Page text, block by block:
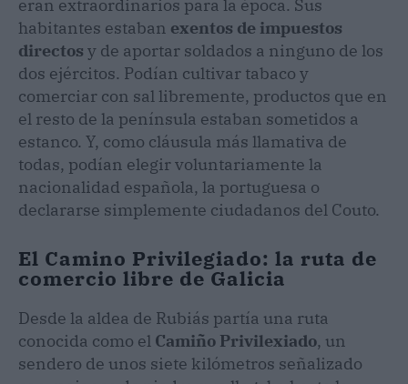
eran extraordinarios para la época. Sus
habitantes estaban exentos de impuestos
directos y de aportar soldados a ninguno de los
dos ejércitos. Podían cultivar tabaco y
comerciar con sal libremente, productos que en
el resto de la península estaban sometidos a
estanco. Y, como cláusula más llamativa de
todas, podían elegir voluntariamente la
nacionalidad española, la portuguesa o
declararse simplemente ciudadanos del Couto.
El Camino Privilegiado: la ruta de
comercio libre de Galicia
Desde la aldea de Rubiás partía una ruta
conocida como el Camiño Privilexiado, un
sendero de unos siete kilómetros señalizado